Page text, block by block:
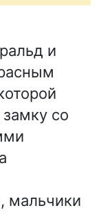
и
со
мальчики